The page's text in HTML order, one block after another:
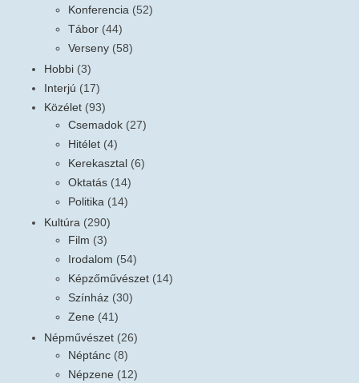
Konferencia (52)
Tábor (44)
Verseny (58)
Hobbi (3)
Interjú (17)
Közélet (93)
Csemadok (27)
Hitélet (4)
Kerekasztal (6)
Oktatás (14)
Politika (14)
Kultúra (290)
Film (3)
Irodalom (54)
Képzőművészet (14)
Színház (30)
Zene (41)
Népművészet (26)
Néptánc (8)
Népzene (12)